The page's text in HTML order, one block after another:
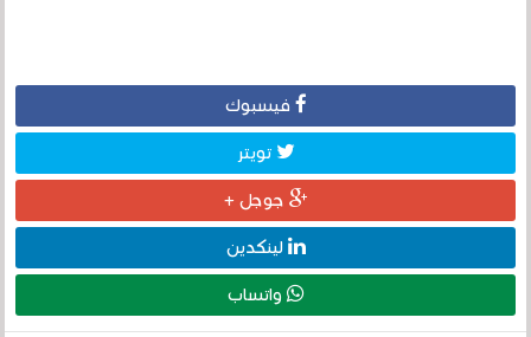
فيسبوك
تويتر
جوجل +
لينكدين
واتساب